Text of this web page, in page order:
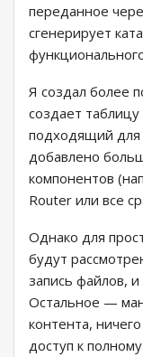
переданное
сгенерирует
Я создал более
создает таблицу
подходящий для
добавлено
компонентов
Router или все
Однако для
будут
запись файлов,
Остальное —
контента,
доступ к